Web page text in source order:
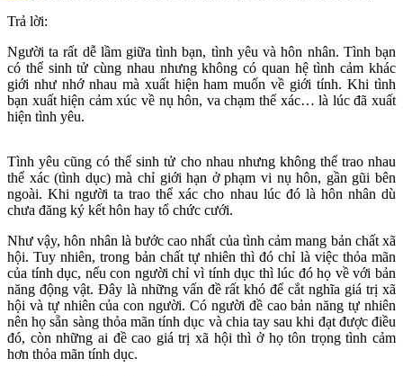
Trả lời:
Người ta rất dễ lầm giữa tình bạn, tình yêu và hôn nhân. Tình bạn
có thể sinh tử cùng nhau nhưng không có quan hệ tình cảm khác
giới như nhớ nhau mà xuất hiện ham muốn về giới tính. Khi tình
bạn xuất hiện cảm xúc về nụ hôn, va chạm thể xác… là lúc đã xuất
hiện tình yêu.
Tình yêu cũng có thể sinh tử cho nhau nhưng không thể trao nhau
thể xác (tình dục) mà chỉ giới hạn ở phạm vi nụ hôn, gần gũi bên
ngoài. Khi người ta trao thể xác cho nhau lúc đó là hôn nhân dù
chưa đăng ký kết hôn hay tổ chức cưới.
Như vậy, hôn nhân là bước cao nhất của tình cảm mang bản chất xã
hội. Tuy nhiên, trong bản chất tự nhiên thì đó chỉ là việc thỏa mãn
của tính dục, nếu con người chỉ vì tính dục thì lúc đó họ về với bản
năng động vật. Đây là những vấn đề rất khó để cắt nghĩa giá trị xã
hội và tự nhiên của con người. Có người đề cao bản năng tự nhiên
nên họ sẵn sàng thỏa mãn tính dục và chia tay sau khi đạt được điều
đó, còn những ai đề cao giá trị xã hội thì ở họ tôn trọng tình cảm
hơn thỏa mãn tính dục.